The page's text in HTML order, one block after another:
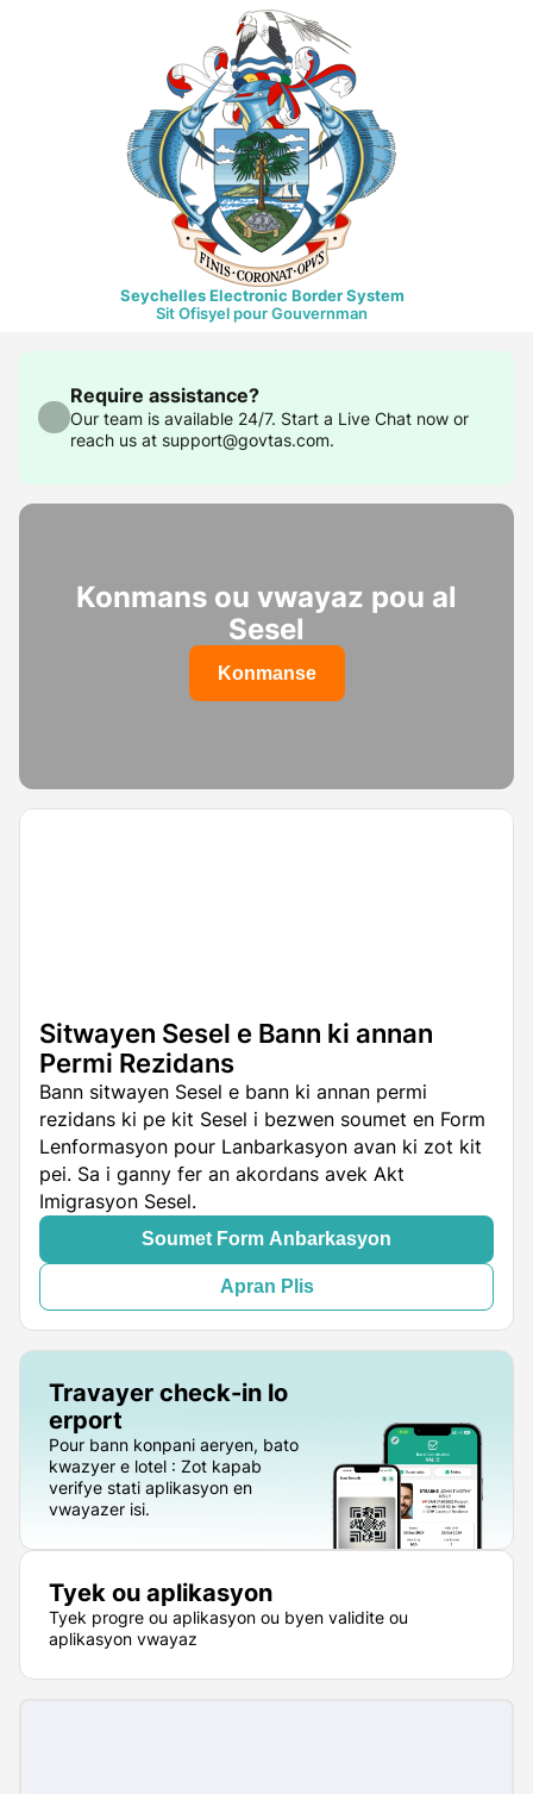
Seychelles Electronic Border System
Sit Ofisyel pour Gouvernman
Require assistance?
Our team is available 24/7. Start a Live Chat now or
reach us at support@govtas.com.
Konmans ou vwayaz pou al
Sesel
Konmanse
Sitwayen Sesel e Bann ki annan
Permi Rezidans
Bann sitwayen Sesel e bann ki annan permi
rezidans ki pe kit Sesel i bezwen soumet en Form
Lenformasyon pour Lanbarkasyon avan ki zot kit
pei. Sa i ganny fer an akordans avek Akt
Imigrasyon Sesel.
Soumet Form Anbarkasyon
Apran Plis
Travayer check-in lo
erport
Pour bann konpani aeryen, bato
kwazyer e lotel : Zot kapab
verifye stati aplikasyon en
vwayazer isi.
Tyek ou aplikasyon
Tyek progre ou aplikasyon ou byen validite ou
aplikasyon vwayaz